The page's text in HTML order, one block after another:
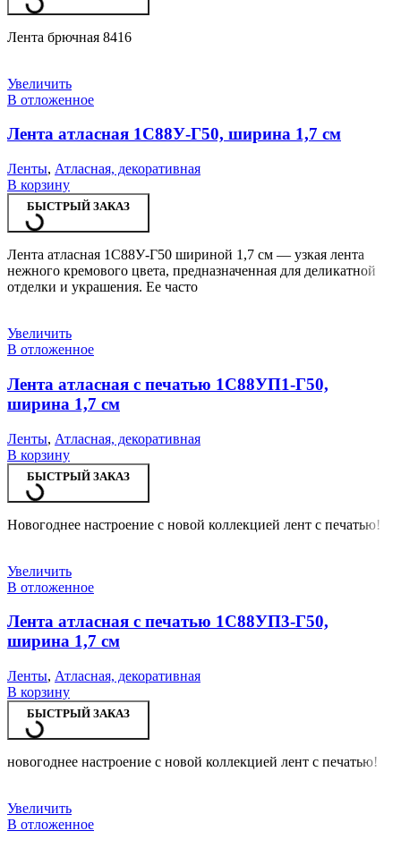
Лента брючная 8416
Увеличить
В отложенное
Лента атласная 1С88У-Г50, ширина 1,7 см
Ленты, Атласная, декоративная
В корзину
БЫСТРЫЙ ЗАКАЗ
Лента атласная 1С88У-Г50 шириной 1,7 см — узкая лента
нежного кремового цвета, предназначенная для деликатной
отделки и украшения. Ее часто
Увеличить
В отложенное
Лента атласная с печатью 1С88УП1-Г50,
ширина 1,7 см
Ленты, Атласная, декоративная
В корзину
БЫСТРЫЙ ЗАКАЗ
Новогоднее настроение с новой коллекцией лент с печатью!
Увеличить
В отложенное
Лента атласная с печатью 1С88УП3-Г50,
ширина 1,7 см
Ленты, Атласная, декоративная
В корзину
БЫСТРЫЙ ЗАКАЗ
новогоднее настроение с новой коллекцией лент с печатью!
Увеличить
В отложенное